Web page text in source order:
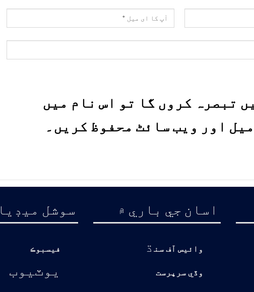
تبصرہ کروں گا تو اس نام میں
اور ویب سائٹ محفوظ کریں۔
اسان جي باري ۾
وائيس آف سن ڌ
وڏي سرپرست
سوشل ميڊيا
فيسبوڪ
يوٽيوب